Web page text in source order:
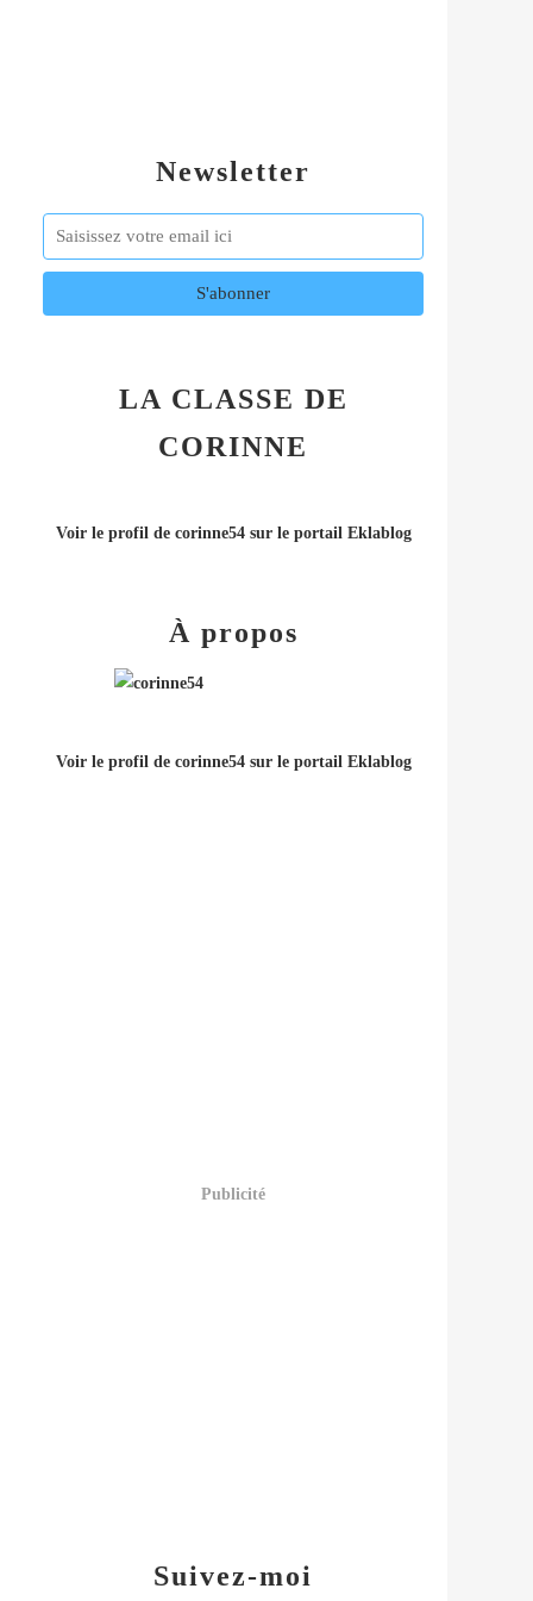
Newsletter
LA CLASSE DE
CORINNE
Voir le profil de corinne54sur le portail Eklablog
Suivez-moi
À propos
Voir le profil de corinne54sur le portail Eklablog
Publicité